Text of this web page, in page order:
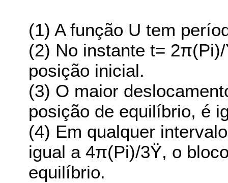
(1) A função U tem
(2) No instante t=
posição inicial.
(3) O maior
posição de equilíbrio, é
(4) Em qualquer
igual a 4π(Pi)/3Ÿ, o
equilíbrio.